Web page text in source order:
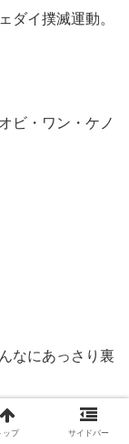
ダイ撲滅運動。
ビ・ワン・ケノ
なにあっさり裏
けど、ジェダイ
ップ サイドバー